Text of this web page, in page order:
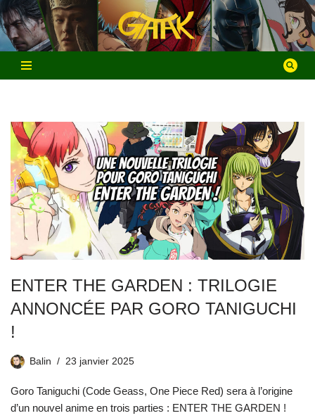
Aller
au
contenu
ENTER THE GARDEN : TRILOGIE
ANNONCÉE PAR GORO TANIGUCHI
!
Balin 23 janvier 2025
Goro Taniguchi (Code Geass, One Piece Red) sera à l’origine
d’un nouvel anime en trois parties : ENTER THE GARDEN !